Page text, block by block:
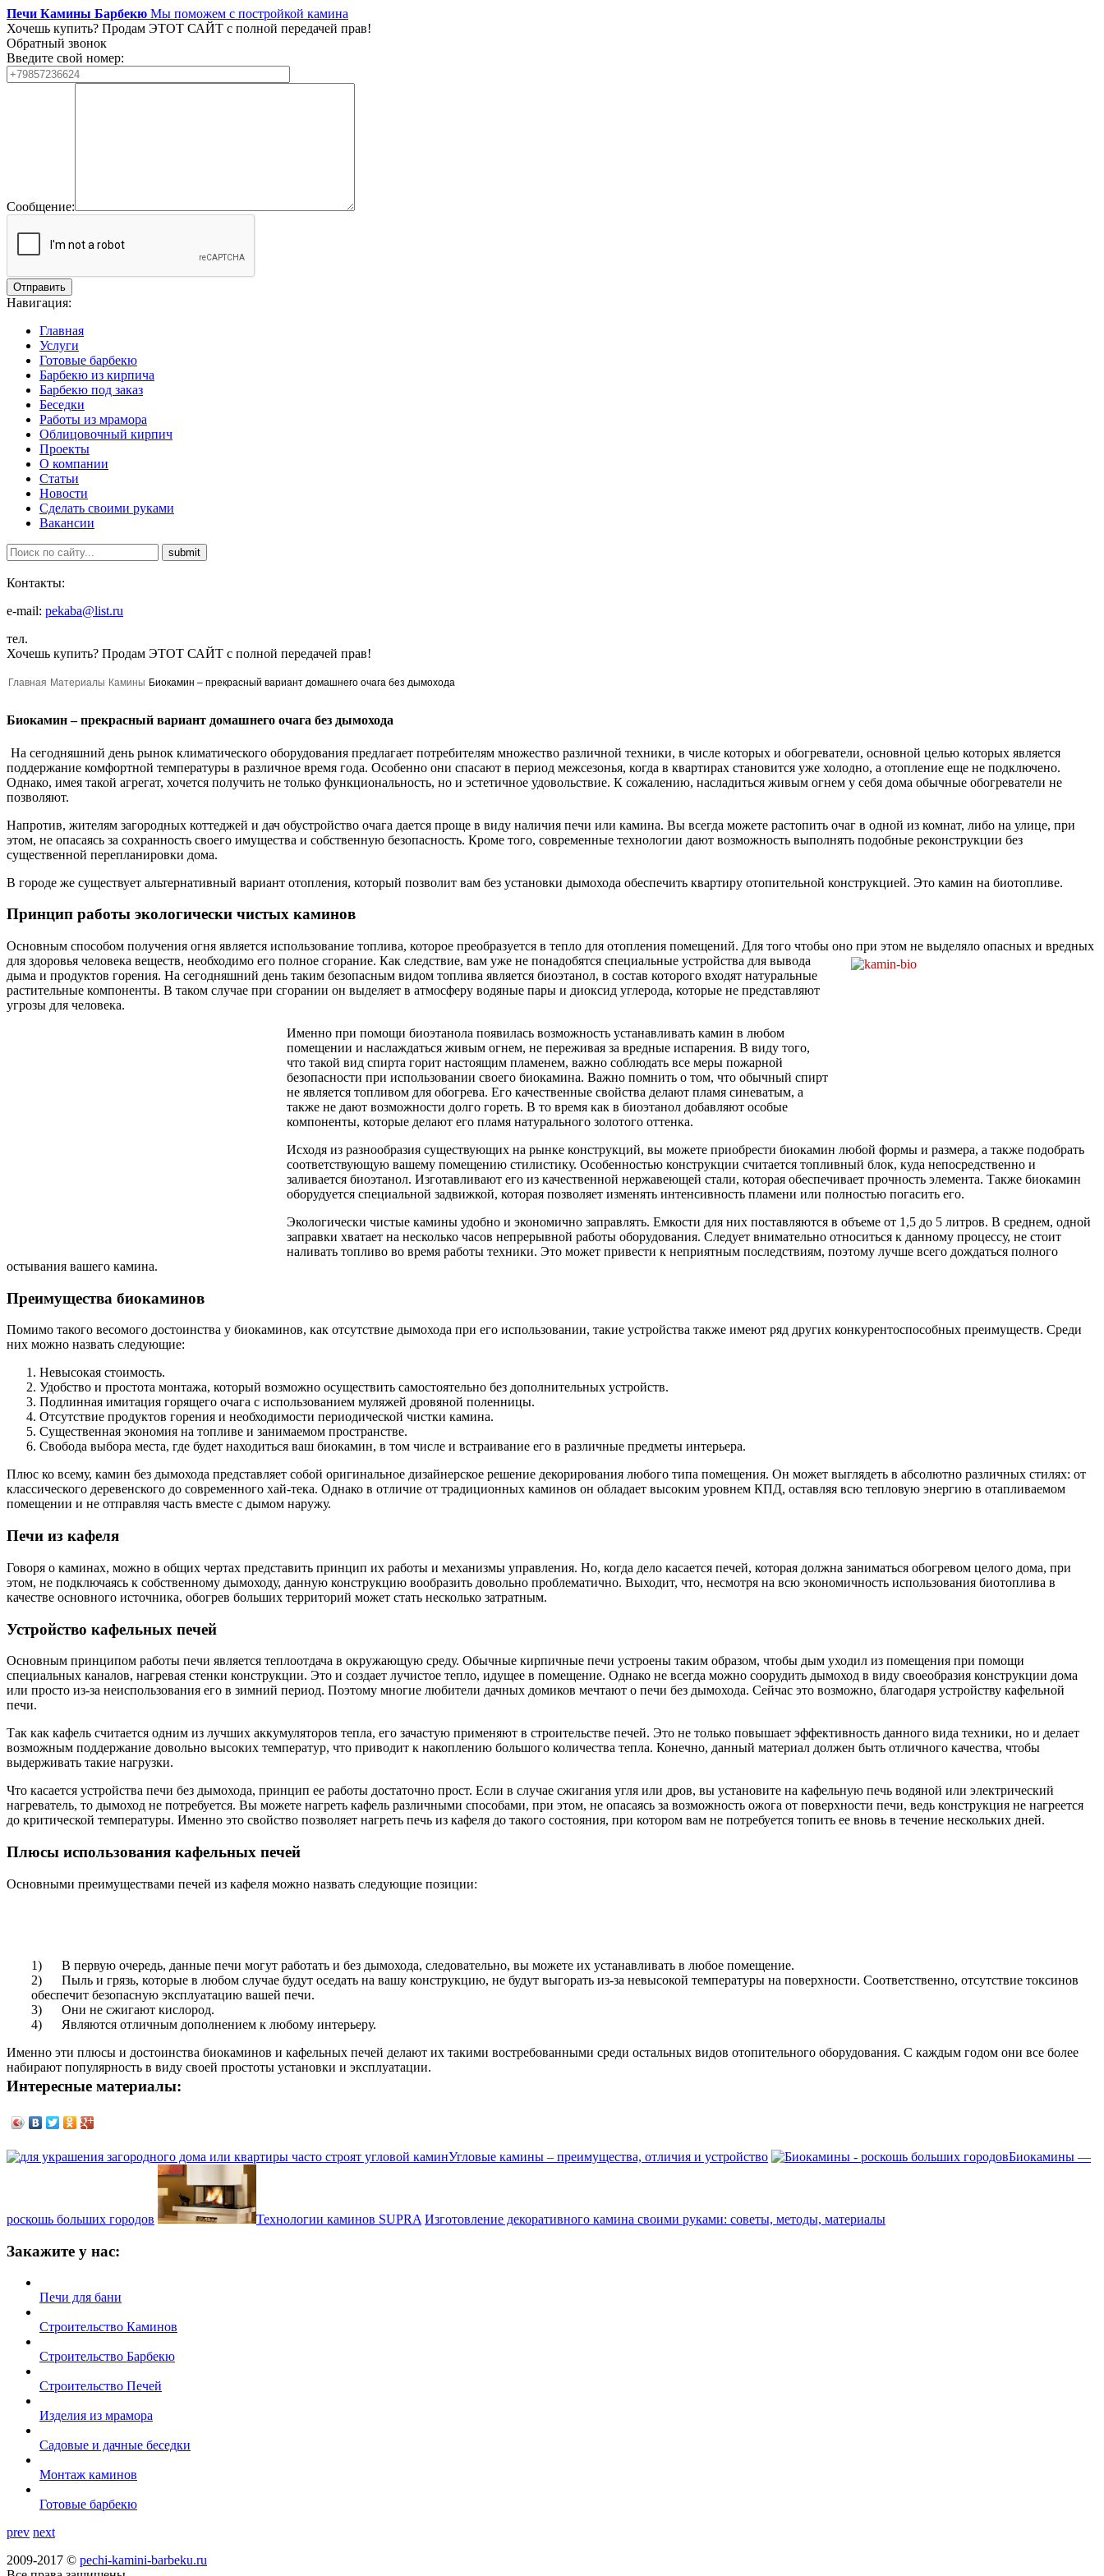
Печи Камины Барбекю Мы поможем с постройкой камина
Хочешь купить? Продам ЭТОТ САЙТ с полной передачей прав!
Обратный звонок
Введите свой номер:
Сообщение:
Навигация:
Главная
Услуги
Готовые барбекю
Барбекю из кирпича
Барбекю под заказ
Беседки
Работы из мрамора
Облицовочный кирпич
Проекты
О компании
Статьи
Новости
Сделать своими руками
Вакансии
Контакты:
e-mail: pekaba@list.ru
тел.
Хочешь купить? Продам ЭТОТ САЙТ с полной передачей прав!
Главная Материалы Камины Биокамин – прекрасный вариант домашнего очага без дымохода
Биокамин – прекрасный вариант домашнего очага без дымохода
На сегодняшний день рынок климатического оборудования предлагает потребителям множество различной техники, в числе которых и обогреватели, основной целью которых является
поддержание комфортной температуры в различное время года. Особенно они спасают в период межсезонья, когда в квартирах становится уже холодно, а отопление еще не подключено.
Однако, имея такой агрегат, хочется получить не только функциональность, но и эстетичное удовольствие. К сожалению, насладиться живым огнем у себя дома обычные обогреватели не
позволяют.
Напротив, жителям загородных коттеджей и дач обустройство очага дается проще в виду наличия печи или камина. Вы всегда можете растопить очаг в одной из комнат, либо на улице, при
этом, не опасаясь за сохранность своего имущества и собственную безопасность. Кроме того, современные технологии дают возможность выполнять подобные реконструкции без
существенной перепланировки дома.
В городе же существует альтернативный вариант отопления, который позволит вам без установки дымохода обеспечить квартиру отопительной конструкцией. Это камин на биотопливе.
Принцип работы экологически чистых каминов
Основным способом получения огня является использование топлива, которое преобразуется в тепло для отопления помещений. Для того чтобы оно при этом не выделяло опасных и вредных
для здоровья человека веществ, необходимо его полное сгорание. Как следствие, вам уже не понадобятся специальные устройства для вывода
дыма и продуктов горения. На сегодняшний день таким безопасным видом топлива является биоэтанол, в состав которого входят натуральные
растительные компоненты. В таком случае при сгорании он выделяет в атмосферу водяные пары и диоксид углерода, которые не представляют
угрозы для человека.
Именно при помощи биоэтанола появилась возможность устанавливать камин в любом
помещении и наслаждаться живым огнем, не переживая за вредные испарения. В виду того,
что такой вид спирта горит настоящим пламенем, важно соблюдать все меры пожарной
безопасности при использовании своего биокамина. Важно помнить о том, что обычный спирт
не является топливом для обогрева. Его качественные свойства делают пламя синеватым, а
также не дают возможности долго гореть. В то время как в биоэтанол добавляют особые
компоненты, которые делают его пламя натурального золотого оттенка.
Исходя из разнообразия существующих на рынке конструкций, вы можете приобрести биокамин любой формы и размера, а также подобрать
соответствующую вашему помещению стилистику. Особенностью конструкции считается топливный блок, куда непосредственно и
заливается биоэтанол. Изготавливают его из качественной нержавеющей стали, которая обеспечивает прочность элемента. Также биокамин
оборудуется специальной задвижкой, которая позволяет изменять интенсивность пламени или полностью погасить его.
Экологически чистые камины удобно и экономично заправлять. Емкости для них поставляются в объеме от 1,5 до 5 литров. В среднем, одной
заправки хватает на несколько часов непрерывной работы оборудования. Следует внимательно относиться к данному процессу, не стоит
наливать топливо во время работы техники. Это может привести к неприятным последствиям, поэтому лучше всего дождаться полного
остывания вашего камина.
Преимущества биокаминов
Помимо такого весомого достоинства у биокаминов, как отсутствие дымохода при его использовании, такие устройства также имеют ряд других конкурентоспособных преимуществ. Среди
них можно назвать следующие:
Невысокая стоимость.
Удобство и простота монтажа, который возможно осуществить самостоятельно без дополнительных устройств.
Подлинная имитация горящего очага с использованием муляжей дровяной поленницы.
Отсутствие продуктов горения и необходимости периодической чистки камина.
Существенная экономия на топливе и занимаемом пространстве.
Свобода выбора места, где будет находиться ваш биокамин, в том числе и встраивание его в различные предметы интерьера.
Плюс ко всему, камин без дымохода представляет собой оригинальное дизайнерское решение декорирования любого типа помещения. Он может выглядеть в абсолютно различных стилях: от
классического деревенского до современного хай-тека. Однако в отличие от традиционных каминов он обладает высоким уровнем КПД, оставляя всю тепловую энергию в отапливаемом
помещении и не отправляя часть вместе с дымом наружу.
Печи из кафеля
Говоря о каминах, можно в общих чертах представить принцип их работы и механизмы управления. Но, когда дело касается печей, которая должна заниматься обогревом целого дома, при
этом, не подключаясь к собственному дымоходу, данную конструкцию вообразить довольно проблематично. Выходит, что, несмотря на всю экономичность использования биотоплива в
качестве основного источника, обогрев больших территорий может стать несколько затратным.
Устройство кафельных печей
Основным принципом работы печи является теплоотдача в окружающую среду. Обычные кирпичные печи устроены таким образом, чтобы дым уходил из помещения при помощи
специальных каналов, нагревая стенки конструкции. Это и создает лучистое тепло, идущее в помещение. Однако не всегда можно соорудить дымоход в виду своеобразия конструкции дома
или просто из-за неиспользования его в зимний период. Поэтому многие любители дачных домиков мечтают о печи без дымохода. Сейчас это возможно, благодаря устройству кафельной
печи.
Так как кафель считается одним из лучших аккумуляторов тепла, его зачастую применяют в строительстве печей. Это не только повышает эффективность данного вида техники, но и делает
возможным поддержание довольно высоких температур, что приводит к накоплению большого количества тепла. Конечно, данный материал должен быть отличного качества, чтобы
выдерживать такие нагрузки.
Что касается устройства печи без дымохода, принцип ее работы достаточно прост. Если в случае сжигания угля или дров, вы установите на кафельную печь водяной или электрический
нагреватель, то дымоход не потребуется. Вы можете нагреть кафель различными способами, при этом, не опасаясь за возможность ожога от поверхности печи, ведь конструкция не нагреется
до критической температуры. Именно это свойство позволяет нагреть печь из кафеля до такого состояния, при котором вам не потребуется топить ее вновь в течение нескольких дней.
Плюсы использования кафельных печей
Основными преимуществами печей из кафеля можно назвать следующие позиции:
1) В первую очередь, данные печи могут работать и без дымохода, следовательно, вы можете их устанавливать в любое помещение.
2) Пыль и грязь, которые в любом случае будут оседать на вашу конструкцию, не будут выгорать из-за невысокой температуры на поверхности. Соответственно, отсутствие токсинов
обеспечит безопасную эксплуатацию вашей печи.
3) Они не сжигают кислород.
4) Являются отличным дополнением к любому интерьеру.
Именно эти плюсы и достоинства биокаминов и кафельных печей делают их такими востребованными среди остальных видов отопительного оборудования. С каждым годом они все более
набирают популярность в виду своей простоты установки и эксплуатации.
Интересные материалы:
Угловые камины – преимущества, отличия и устройство Биокамины —
роскошь больших городов Технологии каминов SUPRA Изготовление декоративного камина своими руками: советы, методы, материалы
Закажите у нас:
Печи для бани
Строительство Каминов
Строительство Барбекю
Строительство Печей
Изделия из мрамора
Садовые и дачные беседки
Монтаж каминов
Готовые барбекю
prev next
2009-2017 © pechi-kamini-barbeku.ru